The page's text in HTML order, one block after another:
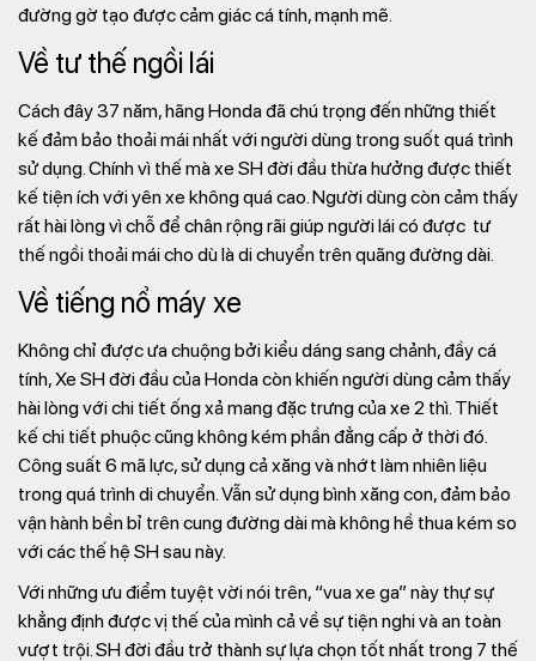
đường gờ tạo được cảm giác cá tính, mạnh mẽ.
Về tư thế ngồi lái
Cách đây 37 năm, hãng Honda đã chú trọng đến những thiết
kế đảm bảo thoải mái nhất với người dùng trong suốt quá trình
sử dụng. Chính vì thế mà xe SH đời đầu thừa hưởng được thiết
kế tiện ích với yên xe không quá cao. Người dùng còn cảm thấy
rất hài lòng vì chỗ để chân rộng rãi giúp người lái có được tư
thế ngồi thoải mái cho dù là di chuyển trên quãng đường dài.
Về tiếng nổ máy xe
Không chỉ được ưa chuộng bởi kiểu dáng sang chảnh, đầy cá
tính, Xe SH đời đầu của Honda còn khiến người dùng cảm thấy
hài lòng với chi tiết ống xả mang đặc trưng của xe 2 thì. Thiết
kế chi tiết phuộc cũng không kém phần đẳng cấp ở thời đó.
Công suất 6 mã lực, sử dụng cả xăng và nhớt làm nhiên liệu
trong quá trình di chuyển. Vẫn sử dụng bình xăng con, đảm bảo
vận hành bền bỉ trên cung đường dài mà không hề thua kém so
với các thế hệ SH sau này.
Với những ưu điểm tuyệt vời nói trên, “vua xe ga” này thự sự
khẳng định được vị thế của mình cả về sự tiện nghi và an toàn
vượt trội. SH đời đầu trở thành sự lựa chọn tốt nhất trong 7 thế